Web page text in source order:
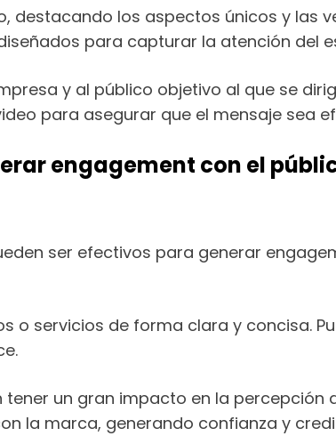
destacando los aspectos únicos y las
para capturar la atención del
y al público objetivo al que se
para asegurar que el mensaje sea
engagement con el
ser efectivos para generar
o servicios de forma clara y concisa.
un gran impacto en la percepción
la marca, generando confianza y